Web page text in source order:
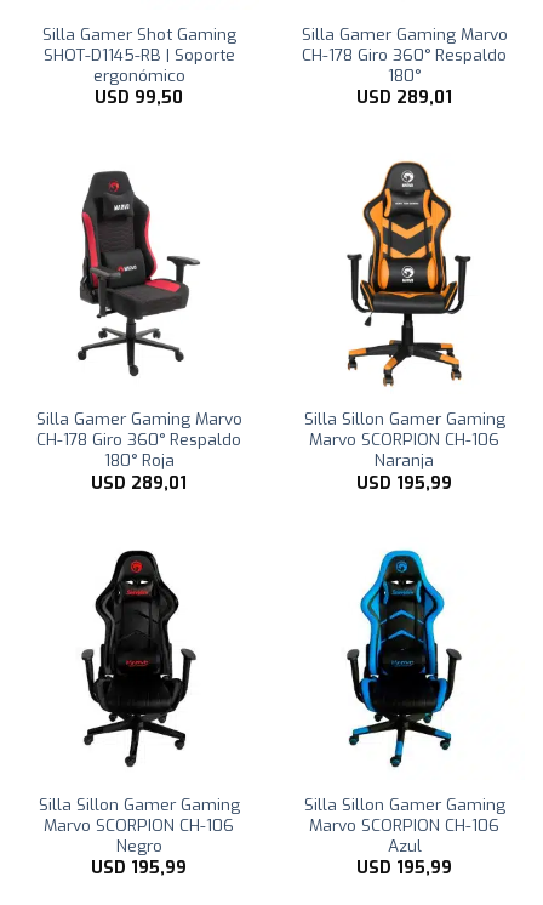
Silla Gamer Shot Gaming
SHOT-D1145-RB | Soporte
ergonómico
USD 99,50
Silla Gamer Gaming Marvo
CH-178 Giro 360° Respaldo
180°
USD 289,01
Silla Gamer Gaming Marvo
CH-178 Giro 360° Respaldo
180° Roja
USD 289,01
Silla Sillon Gamer Gaming
Marvo SCORPION CH-106
Naranja
USD 195,99
Silla Sillon Gamer Gaming
Marvo SCORPION CH-106
Negro
USD 195,99
Silla Sillon Gamer Gaming
Marvo SCORPION CH-106
Azul
USD 195,99